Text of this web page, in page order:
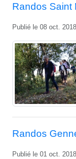
Randos Saint
Publié le 08 oct. 2018
Randos
Publié le 01 oct. 2018